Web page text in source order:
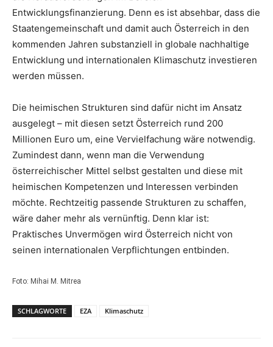
Entwicklungsfinanzierung. Denn es ist absehbar, dass die
Staatengemeinschaft und damit auch Österreich in den
kommenden Jahren substanziell in globale nachhaltige
Entwicklung und internationalen Klimaschutz investieren
werden müssen.
Die heimischen Strukturen sind dafür nicht im Ansatz
ausgelegt – mit diesen setzt Österreich rund 200
Millionen Euro um, eine Vervielfachung wäre notwendig.
Zumindest dann, wenn man die Verwendung
österreichischer Mittel selbst gestalten und diese mit
heimischen Kompetenzen und Interessen verbinden
möchte. Rechtzeitig passende Strukturen zu schaffen,
wäre daher mehr als vernünftig. Denn klar ist:
Praktisches Unvermögen wird Österreich nicht von
seinen internationalen Verpflichtungen entbinden.
Foto: Mihai M. Mitrea
SCHLAGWORTE EZA Klimaschutz